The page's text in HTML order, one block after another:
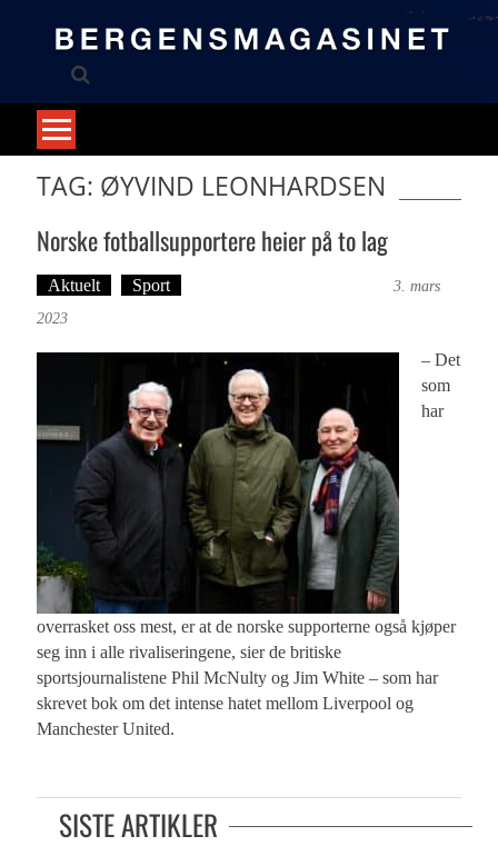
TAG: ØYVIND LEONHARDSEN
Norske fotballsupportere heier på to lag
Aktuelt Sport
3. mars
2023
– Det
som
har
overrasket oss mest, er at de norske supporterne også kjøper
seg inn i alle rivaliseringene, sier de britiske
sportsjournalistene Phil McNulty og Jim White – som har
skrevet bok om det intense hatet mellom Liverpool og
Manchester United.
SISTE ARTIKLER